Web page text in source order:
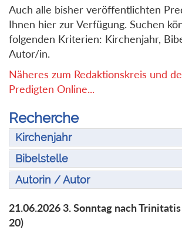
Auch alle bisher veröffentlichten
Ihnen hier zur Verfügung. Suchen
folgenden Kriterien: Kirchenjahr,
Autor/in.
Näheres zum Redaktionskreis und
Predigten Online...
Recherche
Kirchenjahr
Bibelstelle
Autorin / Autor
21.06.20263. Sonntag nach Trinitatis
20)